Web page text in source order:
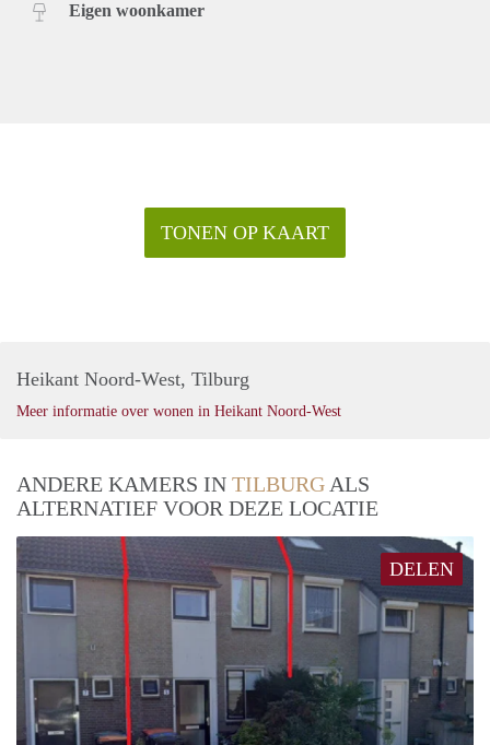
Eigen woonkamer
TONEN OP KAART
Heikant Noord-West, Tilburg
Meer informatie over wonen in Heikant Noord-West
ANDERE KAMERS IN TILBURG ALS
ALTERNATIEF VOOR DEZE LOCATIE
DELEN